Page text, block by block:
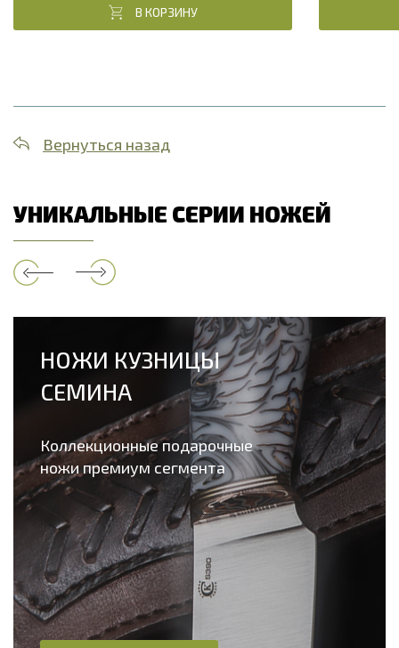
В КОРЗИНУ
Вернуться назад
УНИКАЛЬНЫЕ СЕРИИ НОЖЕЙ
НОЖИ КУЗНИЦЫ
СЕМИНА
Коллекционные подарочные
ножи премиум сегмента